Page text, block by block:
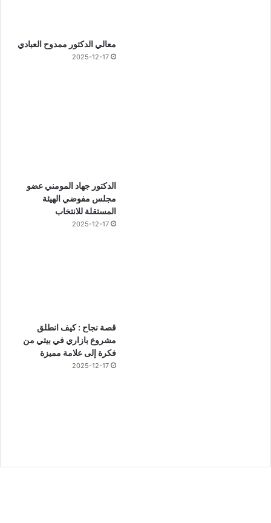
معالي الدكتور ممدوح العبادي
2025-12-17
الدكتور جهاد المومني عضو
مجلس مفوضي الهيئة
المستقلة للانتخاب
2025-12-17
قصة نجاح : كيف انطلق
مشروع بازاري في بيتي من
فكرة إلى علامة مميزة
2025-12-17